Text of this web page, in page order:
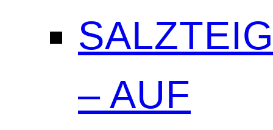
– AUF